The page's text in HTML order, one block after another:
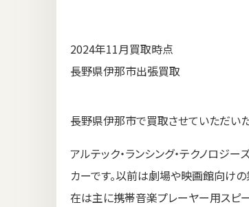
2024年11月買取時点
長野県伊那市出張買取
長野県伊那市で買取させていただいた
アルテック・ランシング・テクノロジ
カーです。以前は劇場や映画館向け
在は主に携帯音楽プレーヤー用スピ